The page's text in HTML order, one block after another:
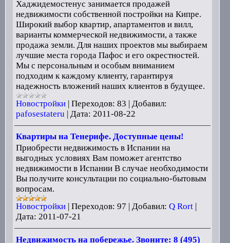
Хаджидемостенус занимается продажей
недвижимости собственной постройки на Кипре.
Широкий выбор квартир, апартаментов и вилл,
варианты коммерческой недвижимости, а также
продажа земли. Для наших проектов мы выбираем
лучшие места города Пафос и его окрестностей.
Мы с персональным и особым вниманием
подходим к каждому клиенту, гарантируя
надежность вложений наших клиентов в будущее.
Новостройки| Переходов: 83 | Добавил:
pafosestateru | Дата: 2011-08-22
Квартиры на Тенерифе. Доступные цены!
Приобрести недвижимость в Испании на
выгодных условиях Вам поможет агентство
недвижимости в Испании В случае необходимости
Вы получите консультации по социально-бытовым
вопросам.
Новостройки| Переходов: 97 Добавил: Q Rort
Дата: 2011-07-21
Недвижимость на побережье. Звоните: 8 (495)